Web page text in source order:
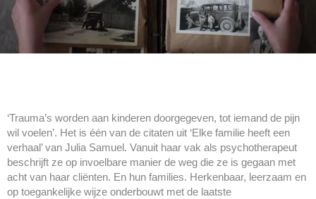
‘Trauma’s worden aan kinderen doorgegeven, tot iemand de pijn
wil voelen’. Het is één van de citaten uit ‘Elke familie heeft een
verhaal’ van Julia Samuel. Vanuit haar vak als psychotherapeut
beschrijft ze op invoelbare manier de weg die ze is gegaan met
acht van haar cliënten. En hun families. Herkenbaar, leerzaam en
op toegankelijke wijze onderbouwt met de laatste